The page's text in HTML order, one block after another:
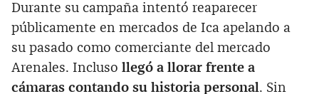
Durante su campaña intentó reaparecer
públicamente en mercados de Ica apelando a
su pasado como comerciante del mercado
Arenales. Incluso llegó a llorar frente a
cámaras contando su historia personal . Sin